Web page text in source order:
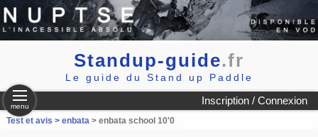
Standup-guide.fr
Le guide du Stand up Paddle
Inscription / Connexion
menu
Test et avis > enbata> enbata school 10'0